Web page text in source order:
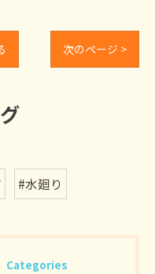
次のページ >
#水廻り
Categories